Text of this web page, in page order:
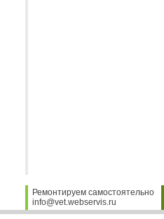
Ремонтируем самостоятельно
info@vet.webservis.ru